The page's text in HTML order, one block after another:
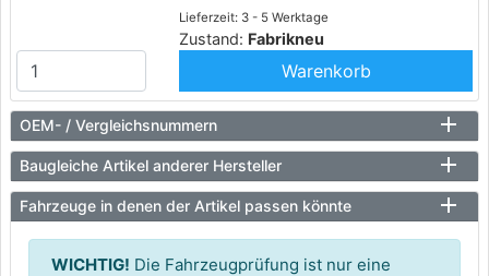
Lieferzeit: 3 - 5 Werktage
Zustand: Fabrikneu
Warenkorb
OEM- / Vergleichsnummern
Baugleiche Artikel anderer Hersteller
Fahrzeuge in denen der Artikel passen könnte
WICHTIG! Die Fahrzeugprüfung ist nur eine